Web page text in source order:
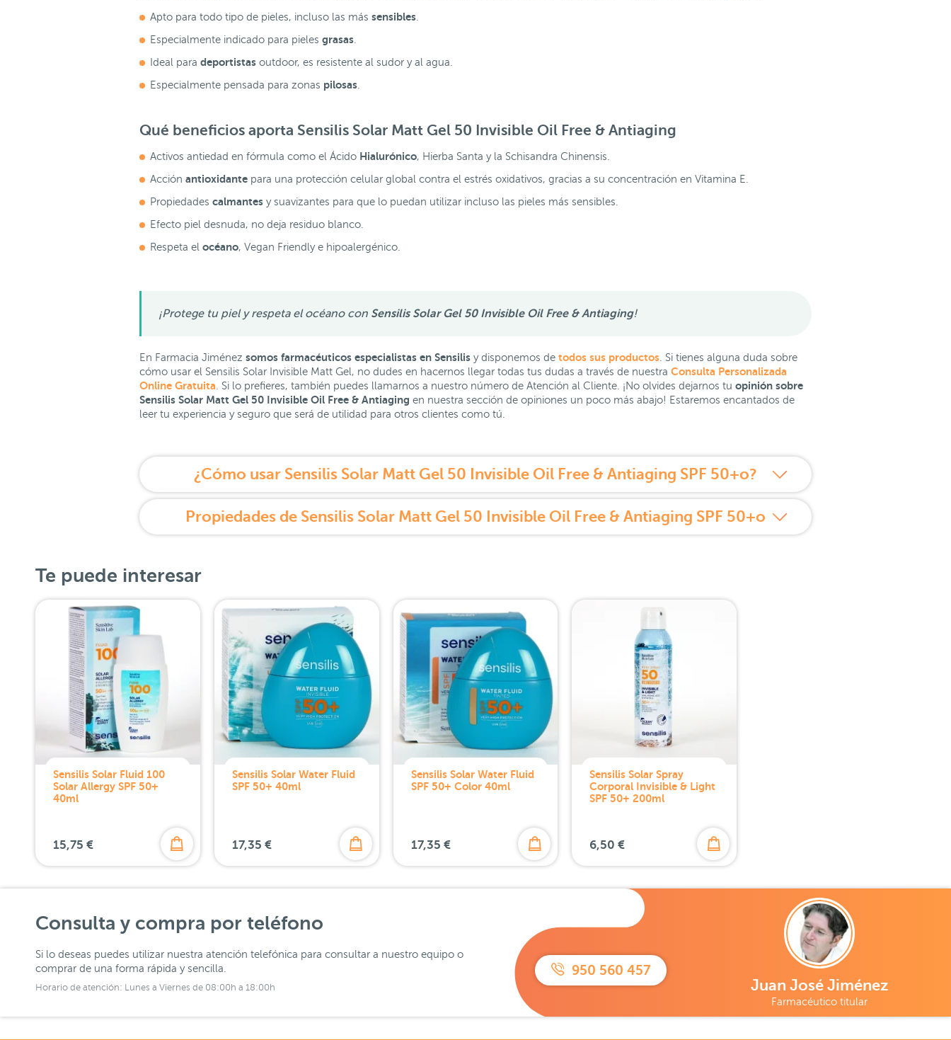
Apto para todo tipo de pieles, incluso las más sensibles
Especialmente indicado para pieles grasas
Ideal para deportistas outdoor, es resistente al sudor y al agua.
Especialmente pensada para zonas pilosas
Qué beneficios aporta Sensilis Solar Matt Gel 50 Invisible Oil Free & Antiaging
Activos antiedad en fórmula como el Ácido Hialurónico, Hierba Santa y la Schisandra Chinensis.
Acción antioxidante para una protección celular global contra el estrés oxidativos, gracias a su concentración en Vitamina E.
Propiedades calmantes y suavizantes para que lo puedan utilizar incluso las pieles más sensibles.
Efecto piel desnuda, no deja residuo blanco.
Respeta el océano, Vegan Friendly e hipoalergénico.
¡Protege tu piel y respeta el océano con Sensilis Solar Gel 50 Invisible Oil Free & Antiaging!
En Farmacia Jiménez somos farmacéuticos especialistas en Sensilis y disponemos de todos sus productos . Si tienes alguna duda sobre
cómo usar el Sensilis Solar Invisible Matt Gel, no dudes en hacernos llegar todas tus dudas a través de nuestra Consulta Personalizada
Online Gratuita . Si lo prefieres, también puedes llamarnos a nuestro número de Atención al Cliente. ¡No olvides dejarnos tu opinión sobre
Sensilis Solar Matt Gel 50 Invisible Oil Free & Antiaging en nuestra sección de opiniones un poco más abajo! Estaremos encantados de
leer tu experiencia y seguro que será de utilidad para otros clientes como tú.
¿Cómo usar Sensilis Solar Matt Gel 50 Invisible Oil Free & Antiaging SPF 50+o?
Propiedades de Sensilis Solar Matt Gel 50 Invisible Oil Free & Antiaging SPF 50+o
Te puede interesar
Sensilis Solar Fluid 100
Solar Allergy SPF 50+
40ml
15,75 €
Sensilis Solar Water Fluid
SPF 50+ 40ml
17,35 €
Sensilis Solar Water Fluid
SPF 50+ Color 40ml
17,35 €
Sensilis Solar Spray
Corporal Invisible & Light
SPF 50+ 200ml
6,50 €
Consulta y compra por teléfono
Si lo deseas puedes utilizar nuestra atención telefónica para consultar a nuestro equipo o
comprar de una forma rápida y sencilla.
Horario de atención: Lunes a Viernes de 08:00h a 18:00h
950 560 457
Juan José Jiménez
Farmacéutico titular